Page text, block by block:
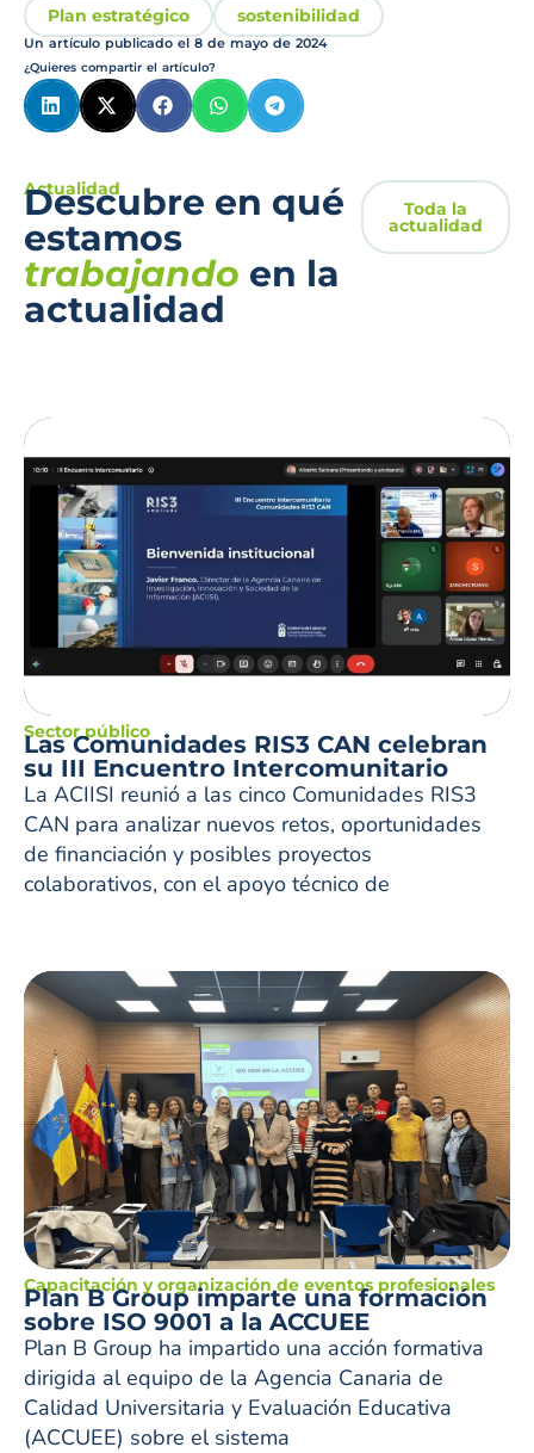
Plan estratégico
sostenibilidad
Un artículo publicado el8 de mayo de 2024
¿Quieres compartir el artículo?
Actualidad
Descubre en qué
estamos
trabajando en la
actualidad
Toda la
actualidad
Sector público
Las Comunidades RIS3 CAN celebran
su III Encuentro Intercomunitario
La ACIISI reunió a las cinco Comunidades RIS3
CAN para analizar nuevos retos, oportunidades
de financiación y posibles proyectos
colaborativos, con el apoyo técnico de
Capacitación y organización de eventos profesionales
Plan B Group imparte una formación
sobre ISO 9001 a la ACCUEE
Plan B Group ha impartido una acción formativa
dirigida al equipo de la Agencia Canaria de
Calidad Universitaria y Evaluación Educativa
(ACCUEE) sobre el sistema